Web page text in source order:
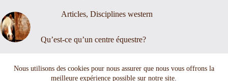
Nous utilisons des cookies pour nous assurer que nous vous offrons la
meilleure expérience possible sur notre site.
Articles, Disciplines western
Qu’est-ce qu’un centre équestre?
Nous contacter Mentions légales